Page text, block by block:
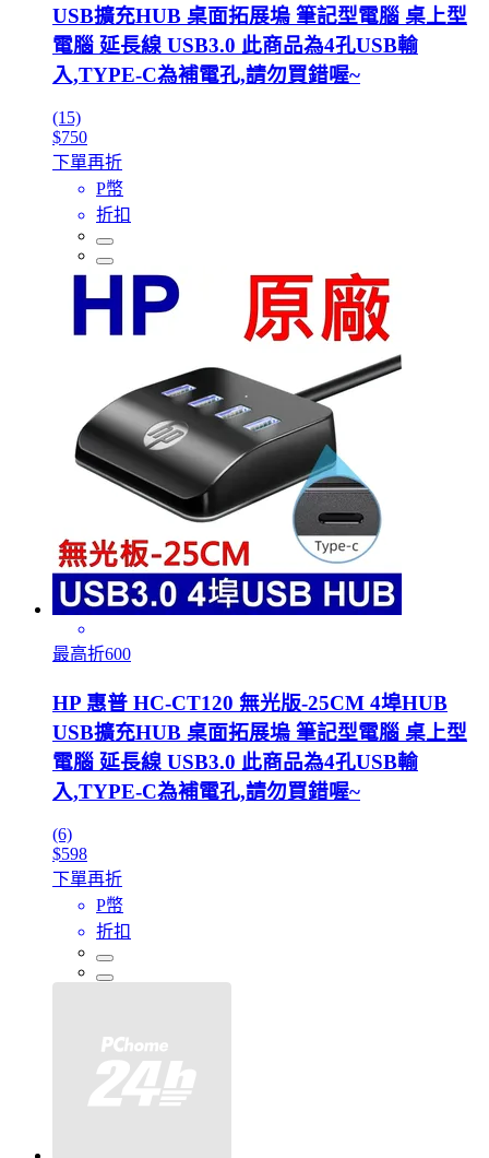
USB擴充HUB 桌面拓展塢 筆記型電腦 桌上型
電腦 延長線 USB3.0 此商品為4孔USB輸
入,TYPE-C為補電孔,請勿買錯喔~
(15)
$750
下單再折
P幣
折扣
最高折600
HP 惠普 HC-CT120 無光版-25CM 4埠HUB
USB擴充HUB 桌面拓展塢 筆記型電腦 桌上型
電腦 延長線 USB3.0 此商品為4孔USB輸
入,TYPE-C為補電孔,請勿買錯喔~
(6)
$598
下單再折
P幣
折扣